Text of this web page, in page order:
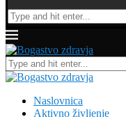
Naslovnica
Aktivno življenje